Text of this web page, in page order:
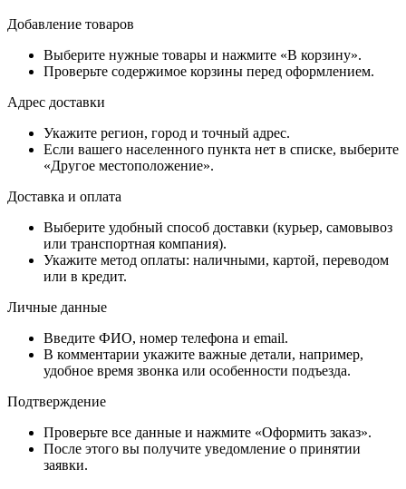
Добавление товаров
Выберите нужные товары и нажмите «В корзину».
Проверьте содержимое корзины перед оформлением.
Адрес доставки
Укажите регион, город и точный адрес.
Если вашего населенного пункта нет в списке, выберите
«Другое местоположение».
Доставка и оплата
Выберите удобный способ доставки (курьер, самовывоз
или транспортная компания).
Укажите метод оплаты: наличными, картой, переводом
или в кредит.
Личные данные
Введите ФИО, номер телефона и email.
В комментарии укажите важные детали, например,
удобное время звонка или особенности подъезда.
Подтверждение
Проверьте все данные и нажмите «Оформить заказ».
После этого вы получите уведомление о принятии
заявки.